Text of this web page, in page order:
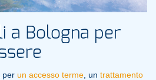
a Bologna per
per un accesso terme , un trattamento